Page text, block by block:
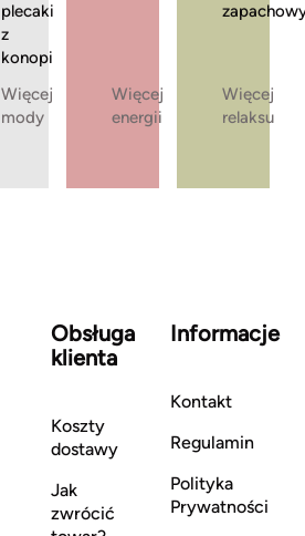
plecaki
z
konopi
Więcej
mody
Więcej
energii
Więcej
relaksu
Obsługa
klienta
Koszty
dostawy
Jak
zwrócić
Informacje
Kontakt
Regulamin
Polityka
Prywatności